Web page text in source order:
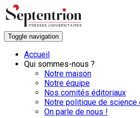
Toggle navigation
Accueil
Qui sommes-nous ?
Notre maison
Notre équipe
Nos comités éditoriaux
Notre politique de science
On parle de nous !